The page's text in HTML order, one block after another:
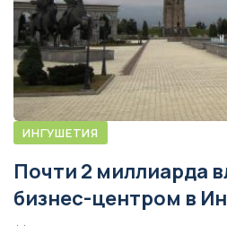
ИНГУШЕТИЯ
Почти 2 миллиарда
бизнес-центром в